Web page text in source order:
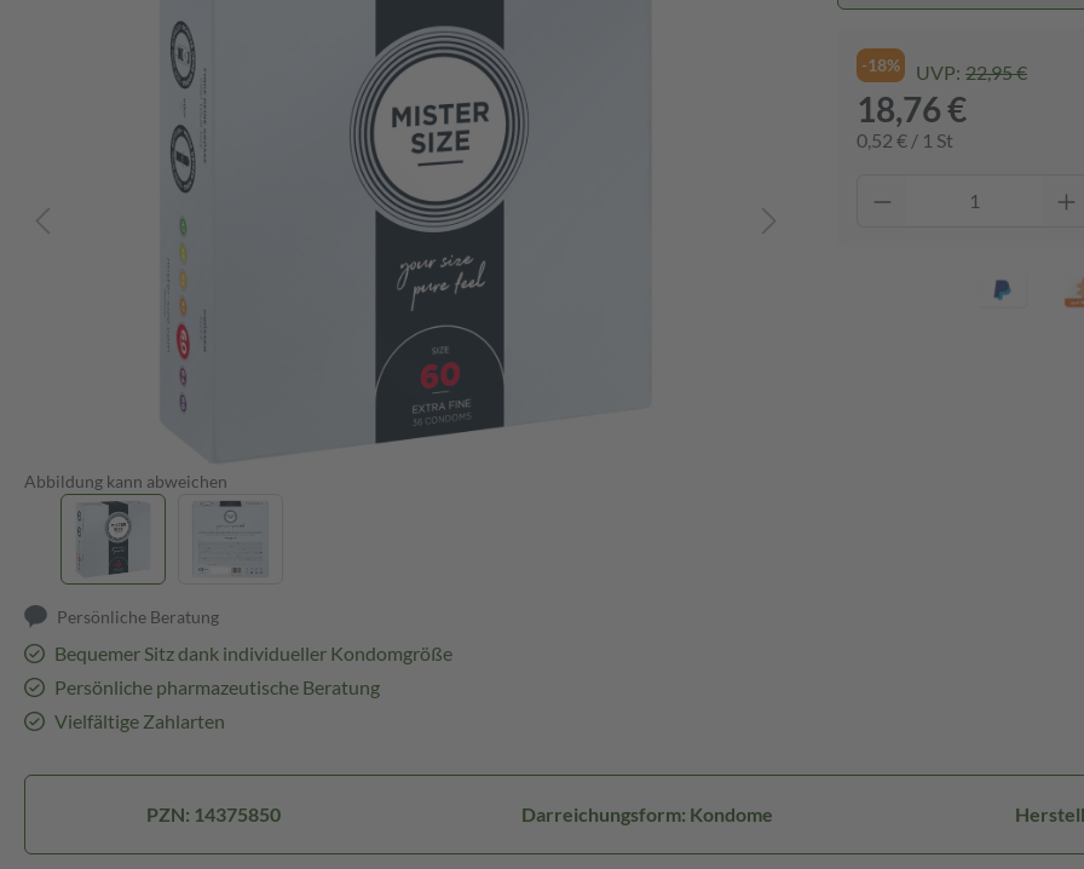
Abbildung kann abweichen
Persönliche Beratung
Bequemer Sitz dank individueller Kondomgröße
Persönliche pharmazeutische Beratung
Vielfältige Zahlarten
-18% UVP: 22,95 €
18,76 €
0,52 € / 1 St
PZN: 14375850 Darreichungsform: Kondome